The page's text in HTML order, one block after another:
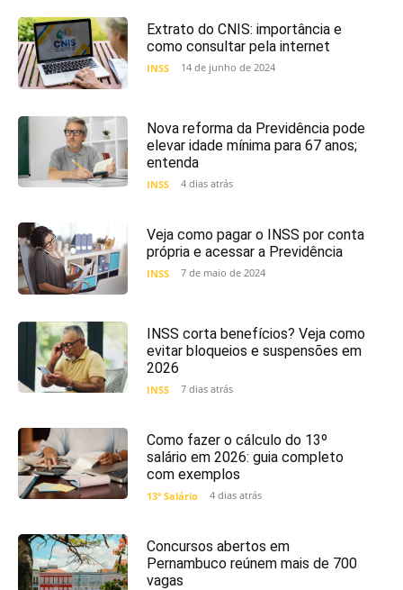
Extrato do CNIS: importância e
como consultar pela internet
INSS 14 de junho de 2024
Nova reforma da Previdência pode
elevar idade mínima para 67 anos;
entenda
INSS 4 dias atrás
Veja como pagar o INSS por conta
própria e acessar a Previdência
INSS 7 de maio de 2024
INSS corta benefícios? Veja como
evitar bloqueios e suspensões em
2026
INSS 7 dias atrás
Como fazer o cálculo do 13º
salário em 2026: guia completo
com exemplos
13º Salário 4 dias atrás
Concursos abertos em
Pernambuco reúnem mais de 700
vagas